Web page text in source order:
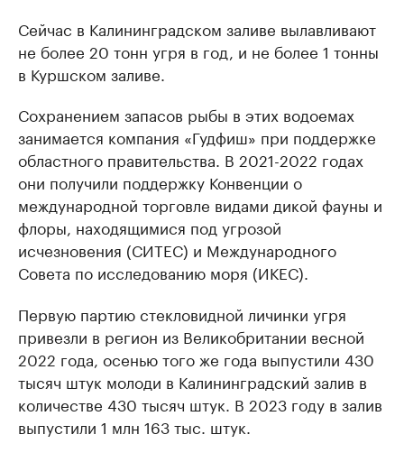
Сейчас в Калининградском заливе вылавливают
не более 20 тонн угря в год, и не более 1 тонны
в Куршском заливе.
Сохранением запасов рыбы в этих водоемах
занимается компания «Гудфиш» при поддержке
областного правительства. В 2021-2022 годах
они получили поддержку Конвенции о
международной торговле видами дикой фауны и
флоры, находящимися под угрозой
исчезновения (СИТЕС) и Международного
Совета по исследованию моря (ИКЕС).
Первую партию стекловидной личинки угря
привезли в регион из Великобритании весной
2022 года, осенью того же года выпустили 430
тысяч штук молоди в Калининградский залив в
количестве 430 тысяч штук. В 2023 году в залив
выпустили 1 млн 163 тыс. штук.